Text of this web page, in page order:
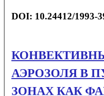
DOI: 10.24412/1993-
АЭРОЗОЛЯ В
ЗОНАХ КАК